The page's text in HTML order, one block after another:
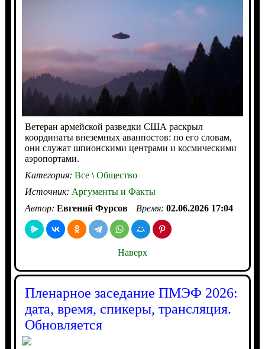
Ветеран армейской разведки США раскрыл
координаты внеземных аванпостов: по его словам,
они служат шпионскими центрами и космическими
аэропортами.
Категория: Все\Общество
Источник: Аргументы и Факты
Автор: Евгений Фурсов Время: 02.06.2026 17:04
Наверх
Пленарное заседание ПМЭФ 2026:
дата, время, спикеры, трансляция.
Обновляется